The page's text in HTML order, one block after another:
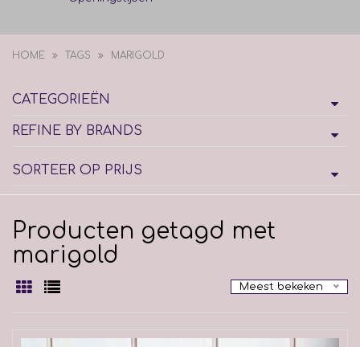
HOME TAGS MARIGOLD
CATEGORIEËN
REFINE BY BRANDS
SORTEER OP PRIJS
Producten getagd met
marigold
Meest bekeken